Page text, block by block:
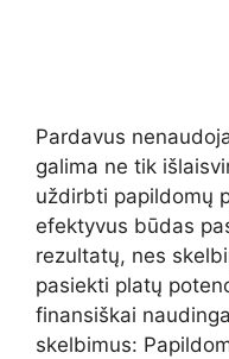
Pardavus
galima ne tik
uždirbti papildomų
efektyvus būdas
rezultatų, nes
pasiekti platų
finansiškai
skelbimus: